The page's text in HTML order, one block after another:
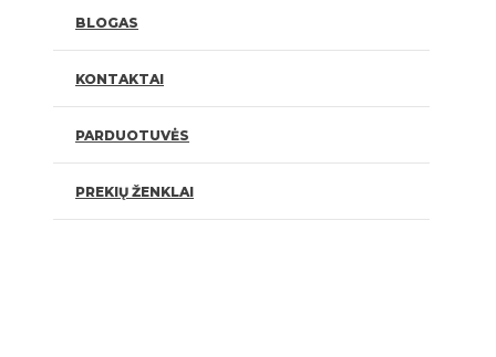
BLOGAS
KONTAKTAI
PARDUOTUVĖS
PREKIŲ ŽENKLAI